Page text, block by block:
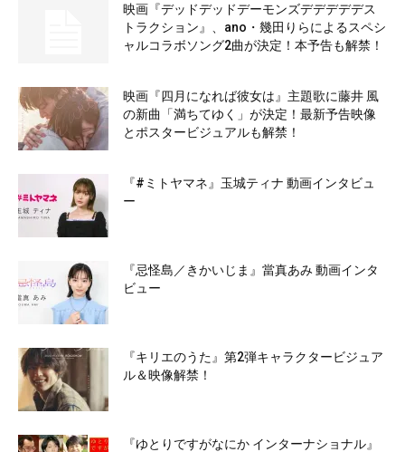
映画『デッドデッドデーモンズデデデデデス
トラクション』、ano・幾田りらによるスペシ
ャルコラボソング2曲が決定！本予告も解禁！
映画『四月になれば彼女は』主題歌に藤井 風
の新曲「満ちてゆく」が決定！最新予告映像
とポスタービジュアルも解禁！
『#ミトヤマネ』玉城ティナ 動画インタビュ
ー
『忌怪島／きかいじま』當真あみ 動画インタ
ビュー
『キリエのうた』第2弾キャラクタービジュア
ル＆映像解禁！
『ゆとりですがなにか インターナショナル』